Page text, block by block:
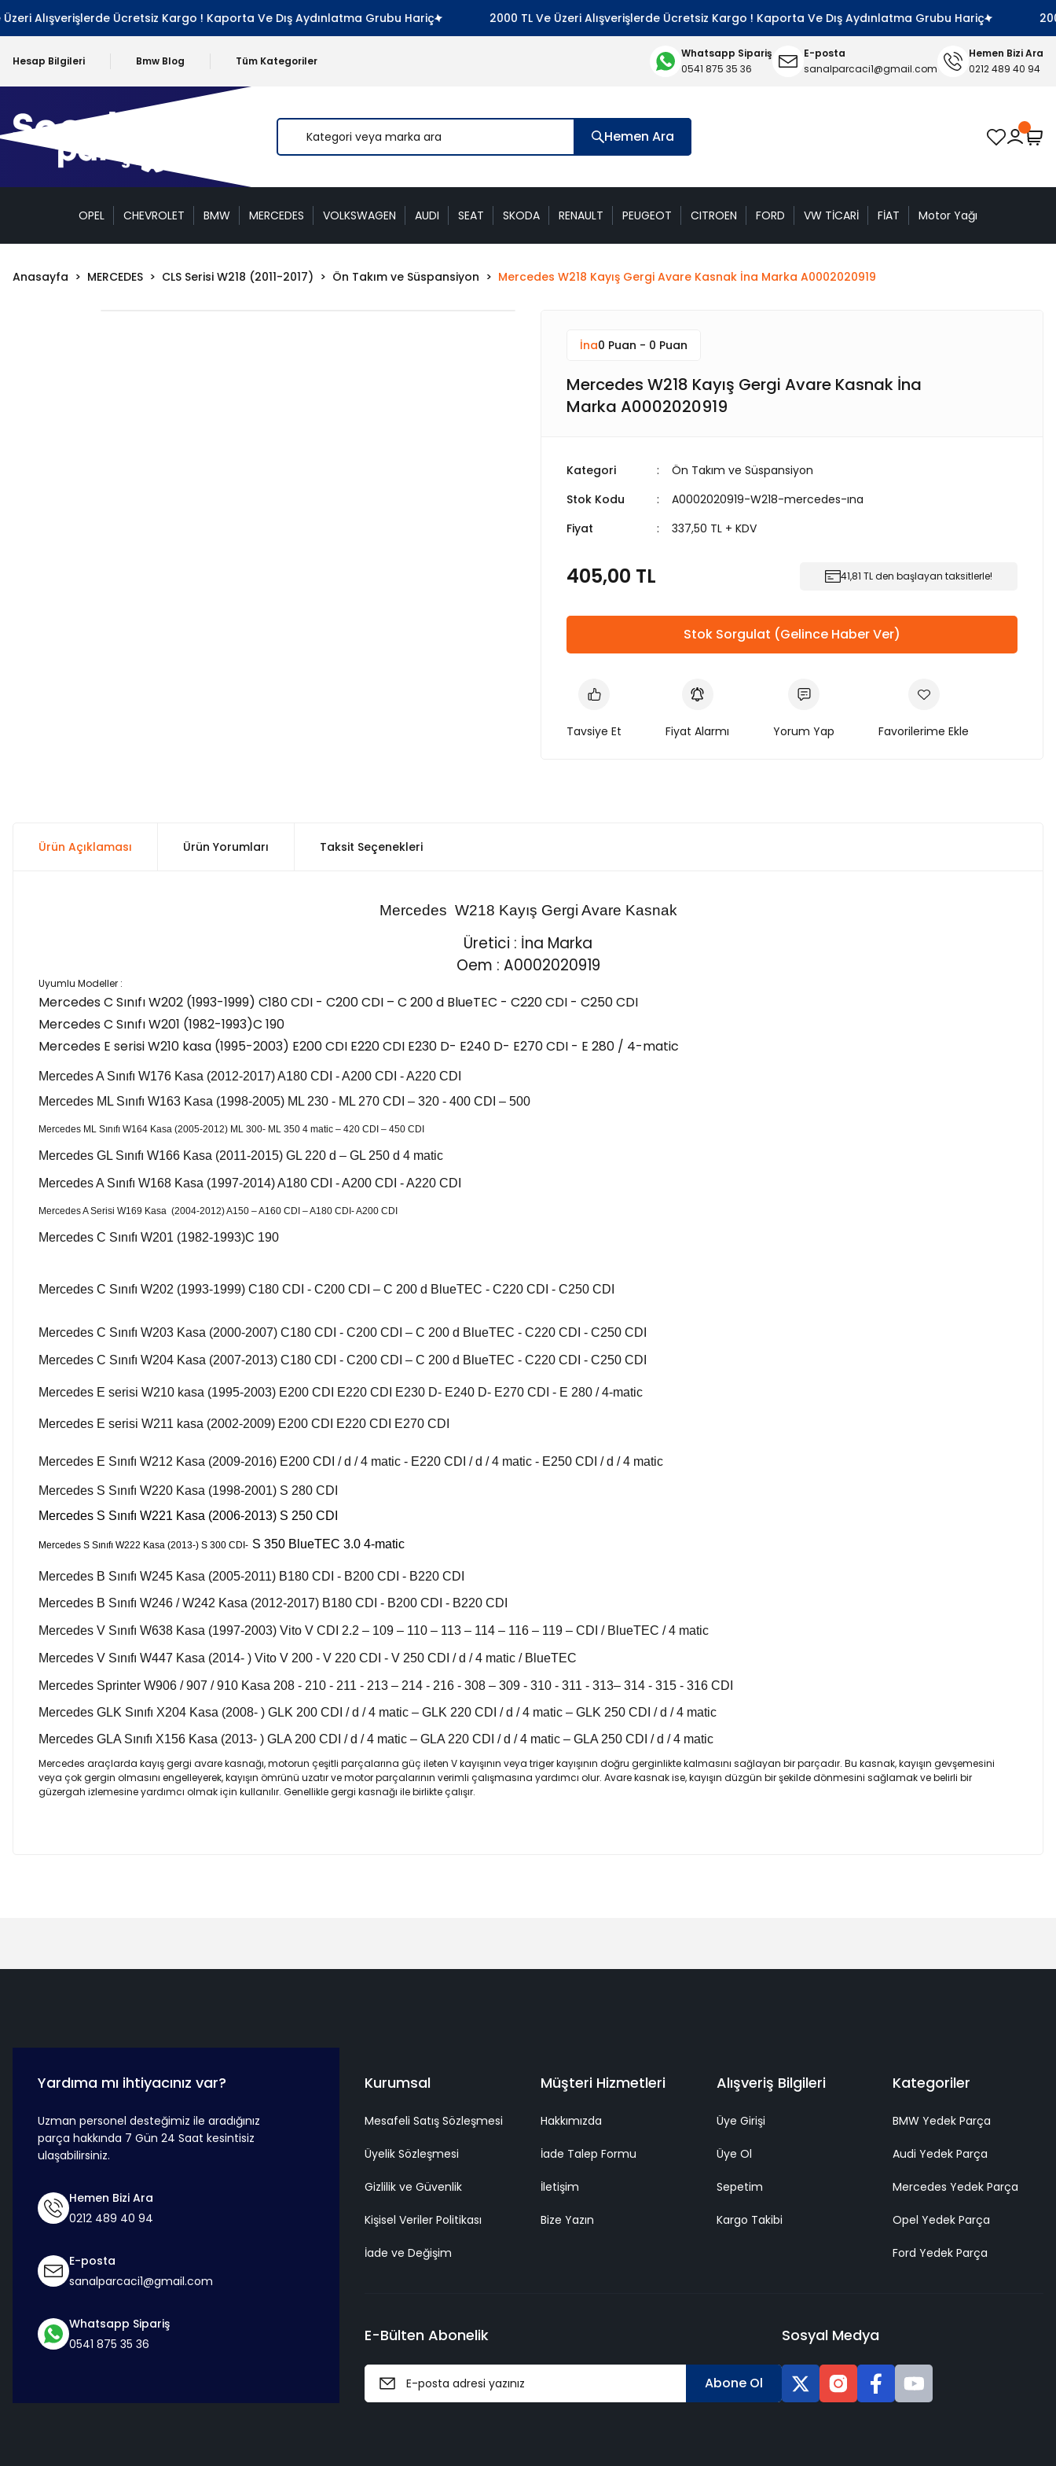
Ücretsiz Kargo ! Kaporta Ve Dış Aydınlatma Grubu Hariç 2000 TL Ve Üzeri Alışverişlerde Ücretsiz Kargo ! Kaporta Ve Dış Aydınlatma Grubu Hariç 2000
Hesap Bilgileri Bmw Blog Tüm Kategoriler
Whatsapp Sipariş
0541 875 35 36
E-posta
sanalparcaci1@gmail.com
Hemen Bizi Ara
0212 489 40 94
Hemen Ara
OPEL CHEVROLET BMW MERCEDES VOLKSWAGEN AUDI SEAT SKODA RENAULT PEUGEOT CITROEN FORD VW TİCARİ FİAT Motor Yağı
Anasayfa MERCEDES CLS Serisi W218 (2011-2017) Ön Takım ve Süspansiyon Mercedes W218 Kayış Gergi Avare Kasnak İna Marka A0002020919
İna0 Puan - 0 Puan
Mercedes W218 Kayış Gergi Avare Kasnak İna
Marka A0002020919
Kategori
Ön Takım ve Süspansiyon
Stok Kodu
A0002020919-W218-mercedes-ına
Fiyat
337,50 TL + KDV
405,00 TL 41,81 TL den başlayan taksitlerle!
Stok Sorgulat (Gelince Haber Ver)
Tavsiye Et Fiyat Alarmı Yorum Yap
Ürün Açıklaması Ürün Yorumları Taksit Seçenekleri
Mercedes W218 Kayış Gergi Avare Kasnak
Üretici : İna Marka
Oem : A0002020919
Uyumlu Modeller :
Mercedes C Sınıfı W202 (1993-1999) C180 CDI - C200 CDI – C 200 d BlueTEC - C220 CDI - C250 CDI
Mercedes C Sınıfı W201 (1982-1993)C 190
Mercedes E serisi W210 kasa (1995-2003) E200 CDI E220 CDI E230 D- E240 D- E270 CDI - E 280 / 4-matic
Mercedes A Sınıfı W176 Kasa (2012-2017) A180 CDI - A200 CDI - A220 CDI
Mercedes ML Sınıfı W163 Kasa (1998-2005) ML 230 - ML 270 CDI – 320 - 400 CDI – 500
Mercedes ML Sınıfı W164 Kasa (2005-2012) ML 300- ML 350 4 matic – 420 CDI – 450 CDI
Mercedes GL Sınıfı W166 Kasa (2011-2015) GL 220 d – GL 250 d 4 matic
Mercedes A Sınıfı W168 Kasa (1997-2014) A180 CDI - A200 CDI - A220 CDI
Mercedes A Serisi W169 Kasa (2004-2012) A150 – A160 CDI – A180 CDI- A200 CDI
Mercedes C Sınıfı W201 (1982-1993)C 190
Mercedes C Sınıfı W202 (1993-1999) C180 CDI - C200 CDI – C 200 d BlueTEC - C220 CDI - C250 CDI
Mercedes C Sınıfı W203 Kasa (2000-2007) C180 CDI - C200 CDI – C 200 d BlueTEC - C220 CDI - C250 CDI
Mercedes C Sınıfı W204 Kasa (2007-2013) C180 CDI - C200 CDI – C 200 d BlueTEC - C220 CDI - C250 CDI
Mercedes E serisi W210 kasa (1995-2003) E200 CDI E220 CDI E230 D- E240 D- E270 CDI - E 280 / 4-matic
Mercedes E serisi W211 kasa (2002-2009) E200 CDI E220 CDI E270 CDI
Mercedes E Sınıfı W212 Kasa (2009-2016) E200 CDI / d / 4 matic - E220 CDI / d / 4 matic - E250 CDI / d / 4 matic
Mercedes S Sınıfı W220 Kasa (1998-2001) S 280 CDI
Mercedes S Sınıfı W221 Kasa (2006-2013) S 250 CDI
Mercedes S Sınıfı W222 Kasa (2013-) S 300 CDI- S 350 BlueTEC 3.0 4-matic
Mercedes B Sınıfı W245 Kasa (2005-2011) B180 CDI - B200 CDI - B220 CDI
Mercedes B Sınıfı W246 / W242 Kasa (2012-2017) B180 CDI - B200 CDI - B220 CDI
Mercedes V Sınıfı W638 Kasa (1997-2003) Vito V CDI 2.2 – 109 – 110 – 113 – 114 – 116 – 119 – CDI / BlueTEC / 4 matic
Mercedes V Sınıfı W447 Kasa (2014- ) Vito V 200 - V 220 CDI - V 250 CDI / d / 4 matic / BlueTEC
Mercedes Sprinter W906 / 907 / 910 Kasa 208 - 210 - 211 - 213 – 214 - 216 - 308 – 309 - 310 - 311 - 313– 314 - 315 - 316 CDI
Mercedes GLK Sınıfı X204 Kasa (2008- ) GLK 200 CDI / d / 4 matic – GLK 220 CDI / d / 4 matic – GLK 250 CDI / d / 4 matic
Mercedes GLA Sınıfı X156 Kasa (2013- ) GLA 200 CDI / d / 4 matic – GLA 220 CDI / d / 4 matic – GLA 250 CDI / d / 4 matic
Mercedes araçlarda kayış gergi avare kasnağı, motorun çeşitli parçalarına güç ileten V kayışının veya triger kayışının doğru gerginlikte kalmasını sağlayan bir parçadır. Bu kasnak, kayışın gevşemesini
veya çok gergin olmasını engelleyerek, kayışın ömrünü uzatır ve motor parçalarının verimli çalışmasına yardımcı olur. Avare kasnak ise, kayışın düzgün bir şekilde dönmesini sağlamak ve belirli bir
güzergah izlemesine yardımcı olmak için kullanılır. Genellikle gergi kasnağı ile birlikte çalışır.
Yardıma mı ihtiyacınız var?
Uzman personel desteğimiz ile aradığınız
parça hakkında 7 Gün 24 Saat kesintisiz
ulaşabilirsiniz.
Hemen Bizi Ara
0212 489 40 94
E-posta
sanalparcaci1@gmail.com
Whatsapp Sipariş
0541 875 35 36
Kurumsal
Mesafeli Satış Sözleşmesi
Üyelik Sözleşmesi
Gizlilik ve Güvenlik
Kişisel Veriler Politikası
İade ve Değişim
Müşteri Hizmetleri
Hakkımızda
İade Talep Formu
İletişim
Bize Yazın
Alışveriş Bilgileri
Üye Girişi
Üye Ol
Sepetim
Kargo Takibi
Kategoriler
BMW Yedek Parça
Audi Yedek Parça
Mercedes Yedek Parça
Opel Yedek Parça
Ford Yedek Parça
E-Bülten Abonelik
Abone Ol
Sosyal Medya